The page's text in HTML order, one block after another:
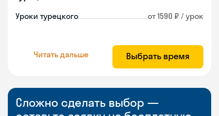
Уроки турецкого от 1590 ₽ / урок
Читать дальше Выбрать время
Сложно сделать выбор —